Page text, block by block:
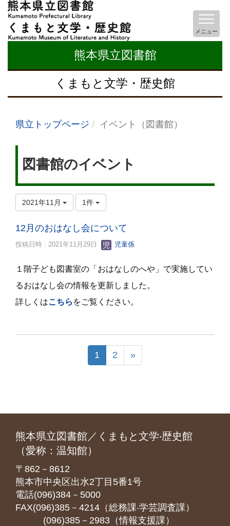
熊本県立図書館
くまもと文学・歴史館
メニュー
県立トップページ イベント（図書館）
図書館のイベント
2021年11月 1件
12月のおはなし会について
投稿日時 : 2021年11月29日 児童係
１階子ども図書室の「おはなしのへや」で実施してい
るおはなし会の情報を更新しました。
詳しくはこちら をご覧ください。
1 2 »
熊本県立図書館／くまもと文学‧歴史館
（愛称：温知館）
〒862－8612
熊本市中央区出水2丁目5番1号
電話(096)384－5000
FAX(096)385－4214（総務課‧学芸調査課）
(096)385－2983（情報支援課）